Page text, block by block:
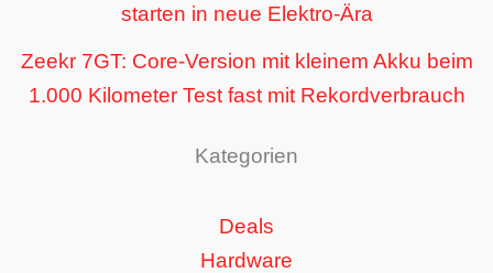
starten in neue Elektro-Ära
Zeekr 7GT: Core-Version mit kleinem Akku beim
1.000 Kilometer Test fast mit Rekordverbrauch
Kategorien
Deals
Hardware